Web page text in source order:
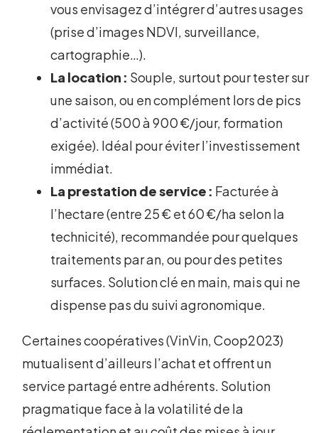
vous envisagez d’intégrer d’autres usages
(prise d’images NDVI, surveillance,
cartographie…).
La location : Souple, surtout pour tester sur
une saison, ou en complément lors de pics
d’activité (500 à 900 €/jour, formation
exigée). Idéal pour éviter l’investissement
immédiat.
La prestation de service : Facturée à
l’hectare (entre 25 € et 60 €/ha selon la
technicité), recommandée pour quelques
traitements par an, ou pour des petites
surfaces. Solution clé en main, mais qui ne
dispense pas du suivi agronomique.
Certaines coopératives (VinVin, Coop2023)
mutualisent d’ailleurs l’achat et offrent un
service partagé entre adhérents. Solution
pragmatique face à la volatilité de la